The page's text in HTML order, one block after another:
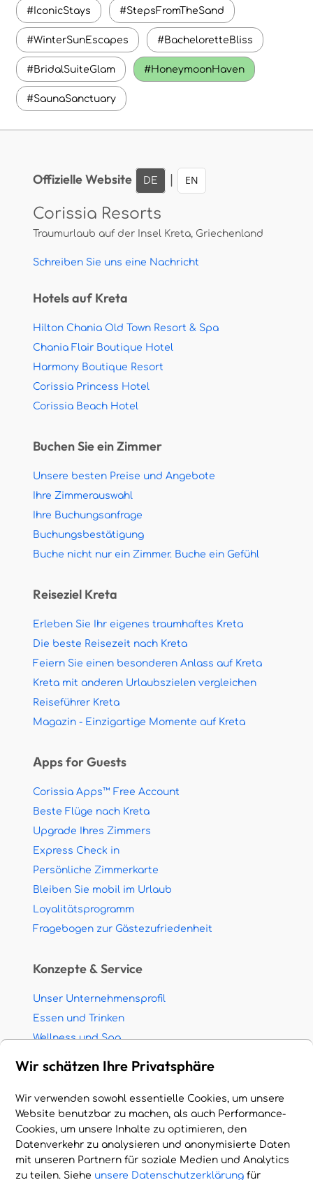
#IconicStays #StepsFromTheSand
#WinterSunEscapes #BacheloretteBliss
#BridalSuiteGlam #HoneymoonHaven
#SaunaSanctuary
Wir schätzen Ihre Privatsphäre
Wir verwenden sowohl essentielle Cookies, um unsere
Website benutzbar zu machen, als auch Performance-
Cookies, um unsere Inhalte zu optimieren, den
Datenverkehr zu analysieren und anonymisierte Daten
mit unseren Partnern für soziale Medien und Analytics
zu teilen. Siehe unsere Datenschutzerklärung für
Offizielle Website DE ΕΝ
Corissia Resorts
Traumurlaub auf der Insel Kreta, Griechenland
Schreiben Sie uns eine Nachricht
Hotels auf Kreta
Hilton Chania Old Town Resort & Spa
Chania Flair Boutique Hotel
Harmony Boutique Resort
Corissia Princess Hotel
Corissia Beach Hotel
Buchen Sie ein Zimmer
Unsere besten Preise und Angebote
Ihre Zimmerauswahl
Ihre Buchungsanfrage
Buchungsbestätigung
Buche nicht nur ein Zimmer. Buche ein Gefühl
Reiseziel Kreta
Erleben Sie Ihr eigenes traumhaftes Kreta
Die beste Reisezeit nach Kreta
Feiern Sie einen besonderen Anlass auf Kreta
Kreta mit anderen Urlaubszielen vergleichen
Reiseführer Kreta
Magazin - Einzigartige Momente auf Kreta
Apps for Guests
Corissia Apps™ Free Account
Beste Flüge nach Kreta
Upgrade Ihres Zimmers
Express Check in
Persönliche Zimmerkarte
Bleiben Sie mobil im Urlaub
Loyalitätsprogramm
Fragebogen zur Gästezufriedenheit
Konzepte & Service
Unser Unternehmensprofil
Essen und Trinken
Wellness und Spa
Partnerschaft mit Reisevermittlern
Jobs & Stellenangebote
© 2026 HOTEL HANDLING A.E. Alle Rechte vorbehalten.
Impressum - Nutzungsbedingungen - Datenschutz